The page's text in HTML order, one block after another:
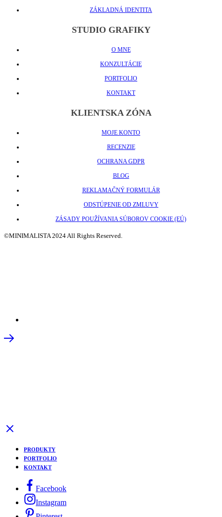
ZÁKLADNÁ IDENTITA
STUDIO GRAFIKY
O MNE
KONZULTÁCIE
PORTFOLIO
KONTAKT
KLIENTSKA ZÓNA
MOJE KONTO
RECENZIE
OCHRANA GDPR
BLOG
REKLAMAČNÝ FORMULÁR
ODSTÚPENIE OD ZMLUVY
ZÁSADY POUŽÍVANIA SÚBOROV COOKIE (EÚ)
©MINIMALISTA 2024 All Rights Reserved.
PRODUKTY
PORTFOLIO
KONTAKT
Facebook
Instagram